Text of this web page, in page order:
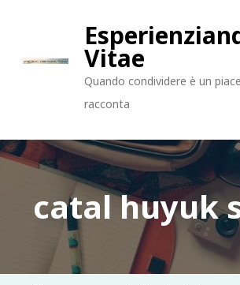
Vitae
Quando condividere è un
racconta
catal huyuk